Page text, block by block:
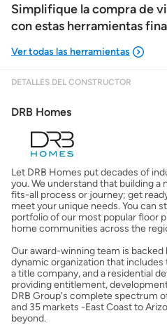
Simplifique la compra de
con estas herramientas
Obtener mi puntaje
Calcular mi hipoteca
Obtener Aprobación
Preparar mi casa para
DETALLES DEL CONSTRUCTOR
DRB Homes
Let DRB Homes put decades of
you. We understand that building a
fits-all process or journey; get
meet your unique needs. You can
portfolio of our most popular floor
home communities across the
Our award-winning team is backed
dynamic organization that
a title company, and a residential
providing entitlement,
DRB Group's complete spectrum
and 35 markets -East Coast to
beyond.